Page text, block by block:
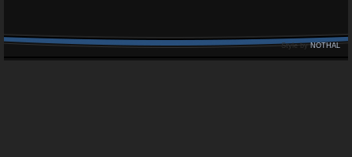
Style byNOTHAL